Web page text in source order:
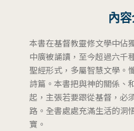
內
本書在基督教靈修文學中佔
中廣被誦讀，至今超過六千
聖經形式，多屬智慧文學。
詩篇。本書把與神的關係、
起，主張若要跟從基督，必
路。全書處處充滿生活的洞
寶。